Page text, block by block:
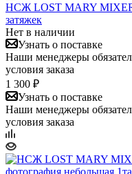
НСЖ LOST MARY
затяжек
Нет в наличии
Узнать о поставке
Наши менеджеры
условия заказа
1 300 ₽
Узнать о поставке
Наши менеджеры
условия заказа